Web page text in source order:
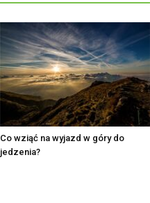
Co wziąć na wyjazd w góry do
jedzenia?